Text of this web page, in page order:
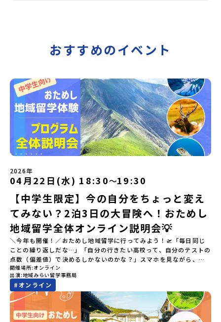
おすすめのイベント
2026年
04月22日(水) 18:30〜19:30
【中学生限定】今の自分をちょっと変え
てみない？2泊3日の大冒険へ！おためし
地域留学全体オンライン説明会💡
＼今年も開催！／おためし地域留学に行ってみよう！🛫「毎日同じ
ことの繰り返しだな…」「自分の行きたい高校って、自分のテストの
点数（偏差値）で決めるしかないのかな？」スマホを見ながら、進
路にモヤモヤしているそこのあなたへ！👀テストの点数ではなく、
あなたの「ワクワク（＝自分軸）」で進路を選ぶ。そんな新しい選
択肢が、「地域みらい留学」です。「でも、いきなり知らない土地
の高校に進学するなんて不安…」そんな人のために、2泊3日で気軽
にプチ体験できる【おためし地域留学】の魅力を凝縮したオンライ
ン説明会のアーカイブ（録画）を公開中です！✨＼🔥ここがすごい！
開催場所 オンライン
出演 地域みらい留学事務局
#オンライン